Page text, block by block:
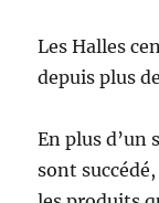
Les Halles
depuis plus
En plus d’un
sont